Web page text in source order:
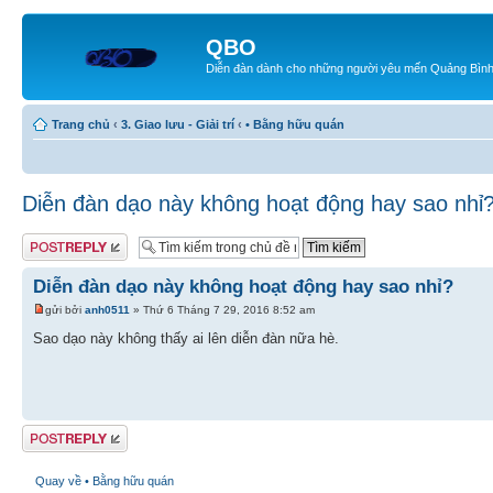
QBO
Diễn đàn dành cho những người yêu mến Quảng Bình
Trang chủ ‹ 3. Giao lưu - Giải trí ‹ • Bằng hữu quán
Diễn đàn dạo này không hoạt động hay sao
Gửi bài trả lời
Diễn đàn dạo này không hoạt động hay sao nhỉ?
gửi bởi anh0511 » Thứ 6 Tháng 7 29, 2016 8:52 am
Sao dạo này không thấy ai lên diễn đàn nữa hè.
Gửi bài trả lời
Quay về • Bằng hữu quán